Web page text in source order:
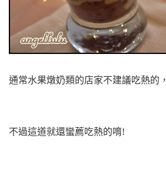
通常水果燉奶類的店家不建議吃熱的，
不過這道就還蠻薦吃熱的唷!